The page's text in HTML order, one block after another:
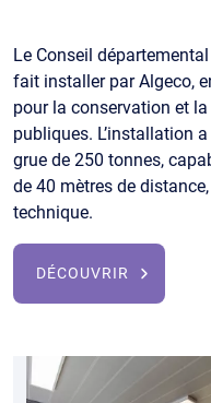
Le Conseil
fait installer par Algeco,
pour la conservation et
publiques. L’installation
grue de 250 tonnes,
de 40 mètres de
technique.
DÉCOUVRIR